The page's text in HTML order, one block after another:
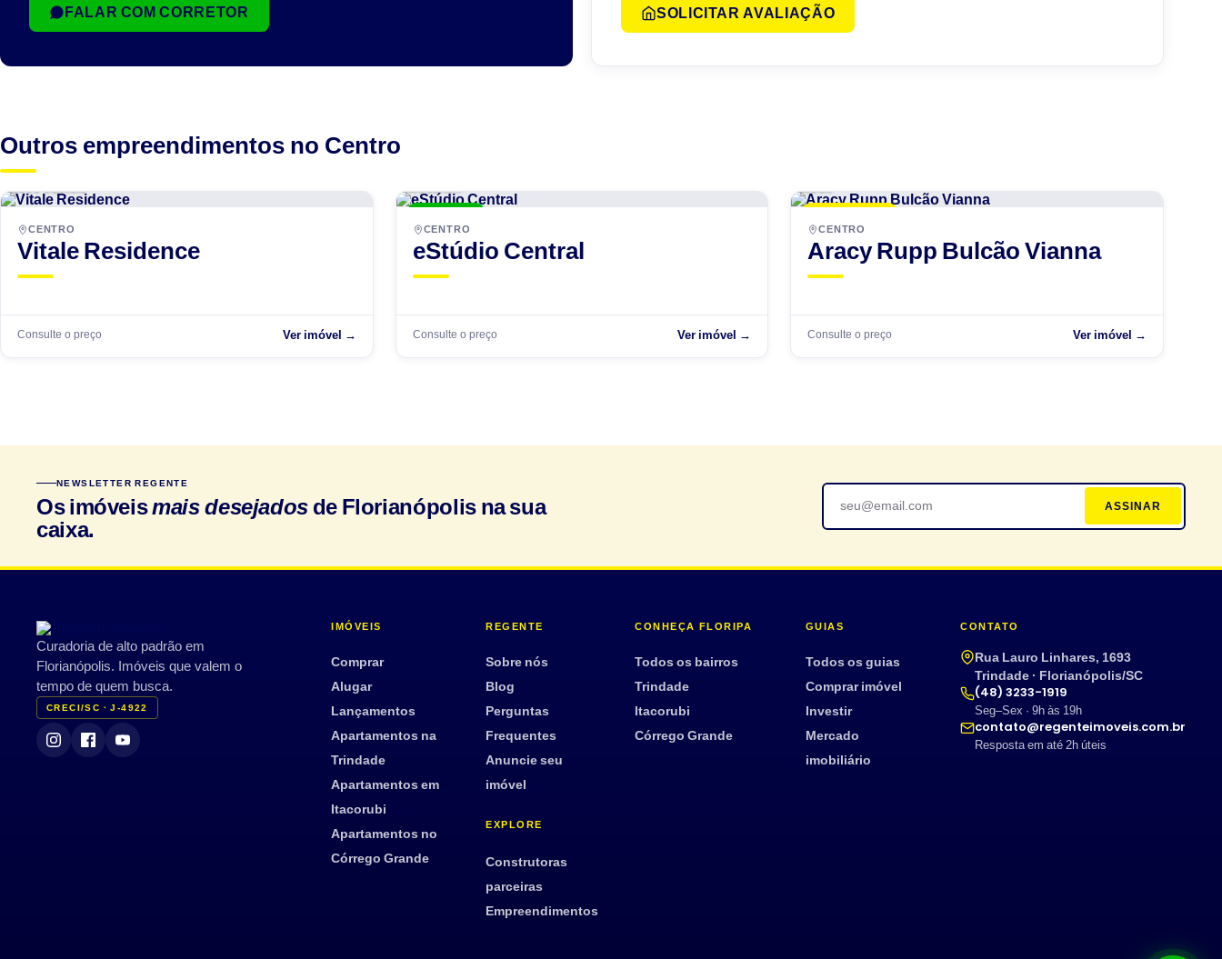
FALAR COM CORRETOR SOLICITAR AVALIAÇÃO
Outros empreendimentos no Centro
CENTRO
Vitale Residence
Consulte o preço Ver imóvel →
ENTREGUE
CENTRO
eStúdio Central
Consulte o preço Ver imóvel →
LANÇAMENTO
CENTRO
Aracy Rupp Bulcão Vianna
Consulte o preço Ver imóvel →
NEWSLETTER REGENTE
Os imóveismais desejadosde Florianópolis na sua
caixa.
ASSINAR
Curadoria de alto padrão em
Florianópolis. Imóveis que valem o
tempo de quem busca.
CRECI/SC · J-4922
IMÓVEIS
Comprar
Alugar
Lançamentos
Apartamentos na
Trindade
Apartamentos em
Itacorubi
Apartamentos no
Córrego Grande
REGENTE
Sobre nós
Blog
Perguntas
Frequentes
Anuncie seu
imóvel
EXPLORE
Construtoras
parceiras
Empreendimentos
CONHEÇA FLORIPA
Todos os bairros
Trindade
Itacorubi
Córrego Grande
GUIAS
Todos os guias
Comprar imóvel
Investir
Mercado
imobiliário
CONTATO
Rua Lauro Linhares, 1693
Trindade · Florianópolis/SC
(48) 3233-1919
Seg–Sex · 9h às 19h
contato@regenteimoveis.com.br
Resposta em até 2h úteis